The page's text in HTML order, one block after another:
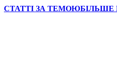
СТАТТІ ЗА ТЕМОЮБІЛЬШЕ